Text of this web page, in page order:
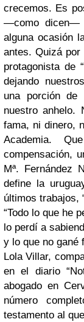
crecemos. Es
—como dicen—
alguna ocasión
antes. Quizá por
protagonista de
dejando
una porción de
nuestro anhelo.
fama, ni dinero,
Academia.
compensación,
Mª. Fernández
define la
últimos trabajos,
“Todo lo que he
lo perdí a
y lo que no gané
Lola Villar,
en el diario
abogado en
número
testamento al